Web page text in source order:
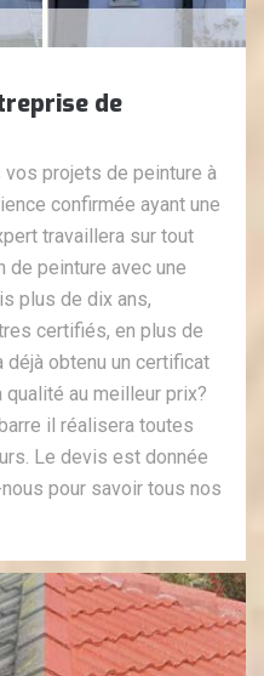
de
projets de peinture à
confirmée ayant une
travaillera sur tout
de peinture avec une
plus de dix ans,
certifiés, en plus de
déjà obtenu un certificat
qualité au meilleur prix?
il réalisera toutes
Le devis est donnée
pour savoir tous nos